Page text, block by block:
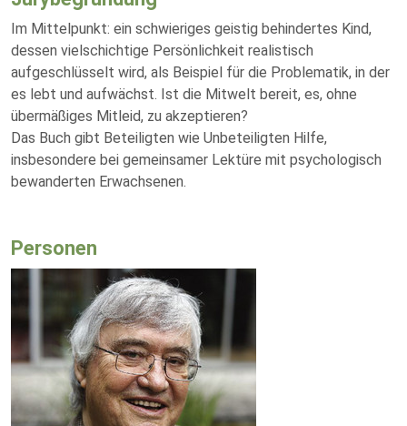
Im Mittelpunkt: ein schwieriges geistig behindertes Kind,
dessen vielschichtige Persönlichkeit realistisch
aufgeschlüsselt wird, als Beispiel für die Problematik, in der
es lebt und aufwächst. Ist die Mitwelt bereit, es, ohne
übermäßiges Mitleid, zu akzeptieren?
Das Buch gibt Beteiligten wie Unbeteiligten Hilfe,
insbesondere bei gemeinsamer Lektüre mit psychologisch
bewanderten Erwachsenen.
Personen